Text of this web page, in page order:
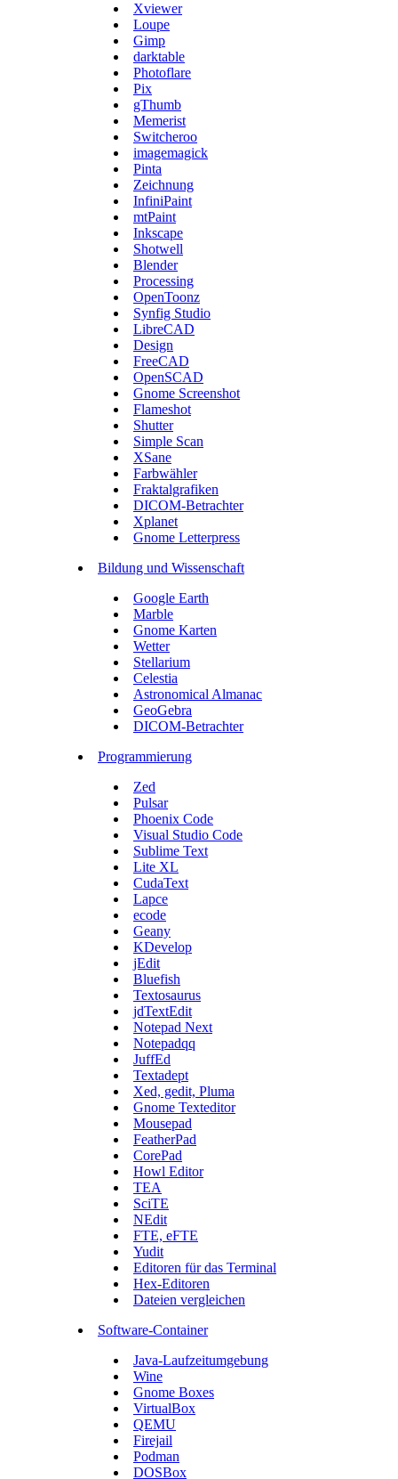
Xviewer
Loupe
Gimp
darktable
Photoflare
Pix
gThumb
Memerist
Switcheroo
imagemagick
Pinta
Zeichnung
InfiniPaint
mtPaint
Inkscape
Shotwell
Blender
Processing
OpenToonz
Synfig Studio
LibreCAD
Design
FreeCAD
OpenSCAD
Gnome Screenshot
Flameshot
Shutter
Simple Scan
XSane
Farbwähler
Fraktalgrafiken
DICOM-Betrachter
Xplanet
Gnome Letterpress
Bildung und Wissenschaft
Google Earth
Marble
Gnome Karten
Wetter
Stellarium
Celestia
Astronomical Almanac
GeoGebra
DICOM-Betrachter
Programmierung
Zed
Pulsar
Phoenix Code
Visual Studio Code
Sublime Text
Lite XL
CudaText
Lapce
ecode
Geany
KDevelop
jEdit
Bluefish
Textosaurus
jdTextEdit
Notepad Next
Notepadqq
JuffEd
Textadept
Xed, gedit, Pluma
Gnome Texteditor
Mousepad
FeatherPad
CorePad
Howl Editor
TEA
SciTE
NEdit
FTE, eFTE
Yudit
Editoren für das Terminal
Hex-Editoren
Dateien vergleichen
Software-Container
Java-Laufzeitumgebung
Wine
Gnome Boxes
VirtualBox
QEMU
Firejail
Podman
DOSBox